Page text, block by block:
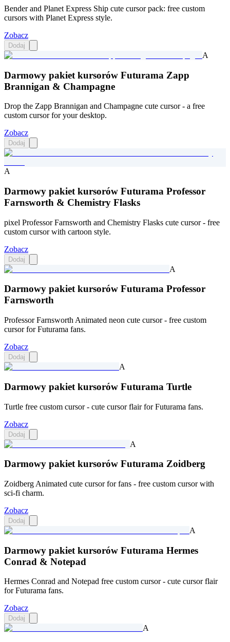
Bender and Planet Express Ship cute cursor pack: free custom
cursors with Planet Express style.
Zobacz
Dodaj
A
Darmowy pakiet kursorów Futurama Zapp
Brannigan & Champagne
Drop the Zapp Brannigan and Champagne cute cursor - a free
custom cursor for your desktop.
Zobacz
Dodaj
A
Darmowy pakiet kursorów Futurama Professor
Farnsworth & Chemistry Flasks
pixel Professor Farnsworth and Chemistry Flasks cute cursor - free
custom cursor with cartoon style.
Zobacz
Dodaj
A
Darmowy pakiet kursorów Futurama Professor
Farnsworth
Professor Farnsworth Animated neon cute cursor - free custom
cursor for Futurama fans.
Zobacz
Dodaj
A
Darmowy pakiet kursorów Futurama Turtle
Turtle free custom cursor - cute cursor flair for Futurama fans.
Zobacz
Dodaj
A
Darmowy pakiet kursorów Futurama Zoidberg
Zoidberg Animated cute cursor for fans - free custom cursor with
sci-fi charm.
Zobacz
Dodaj
A
Darmowy pakiet kursorów Futurama Hermes
Conrad & Notepad
Hermes Conrad and Notepad free custom cursor - cute cursor flair
for Futurama fans.
Zobacz
Dodaj
A